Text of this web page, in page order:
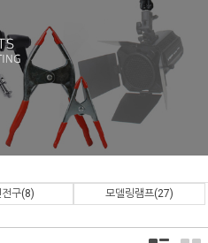
구(8) 모델링램프(27)